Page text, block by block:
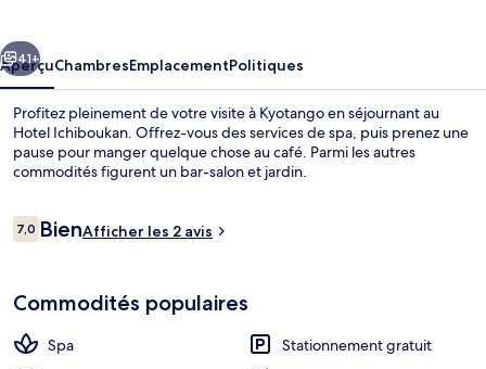
Suivant
41+
AperçuChambresEmplacementPolitiques
Profitez pleinement de votre visite à Kyotango en séjournant au
Hotel Ichiboukan. Offrez-vous des services de spa, puis prenez une
pause pour manger quelque chose au café. Parmi les autres
commodités figurent un bar-salon et jardin.
Avis
7,07,0 sur 10 –
BienAfficher les 2 avis
Commodités populaires
Spa
Stationnement gratuit